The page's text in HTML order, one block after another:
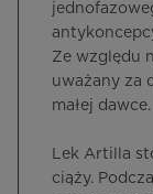
Ze względu
uważany za
małej dawce.
Lek Artilla
ciąży.